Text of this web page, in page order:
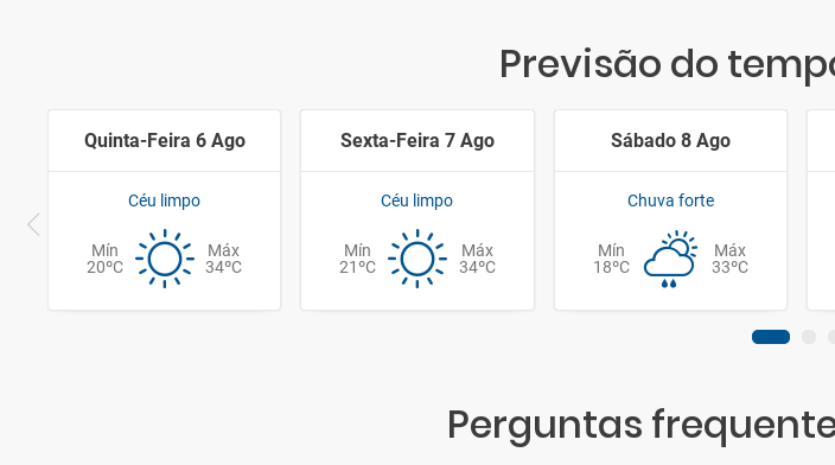
Previsão do
Quinta-Feira 6 Ago
Céu limpo
Mín
20ºC
Máx
34ºC
Sexta-Feira 7 Ago
Céu limpo
Mín
21ºC
Máx
34ºC
Sábado 8 Ago
Chuva forte
Mín
18ºC
Máx
33ºC
Perguntas